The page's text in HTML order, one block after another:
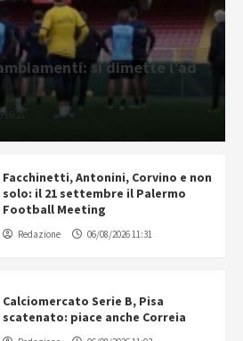
si dimette l’ad
Facchinetti, Antonini, Corvino e non
solo: il 21 settembre il Palermo
Football Meeting
Redazione 06/08/2026 11:31
Calciomercato Serie B, Pisa
scatenato: piace anche Correia